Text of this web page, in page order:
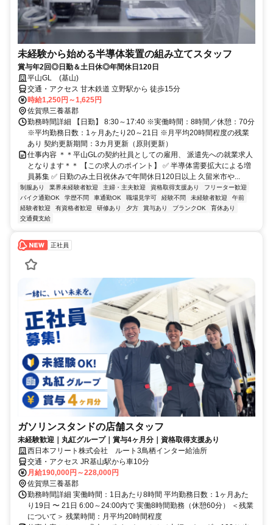
未経験から始める半導体装置の組み立てスタッフ
賞与年2回◎日勤＆土日休◎年間休日120日
平山GL (基山)
交通・アクセス 甘木鉄道 立野駅から 徒歩15分
時給1,250円～1,625円
佐賀県三養基郡
勤務時間詳細 【日勤】 8:30～17:40 ※実働時間：8時間／休憩：70分
※平均勤務日数：1ヶ月あたり20～21日 ※月平均20時間程度の残業
あり 契約更新期間：3カ月更新（原則更新）
仕事内容 ＊＊平山GLの契約社員としての雇用、 派遣先への就業求人
となります＊＊ 【この求人のポイント】 ✅ 半導体需要拡大による増
員募集 ✅ 日勤のみ土日祝休みで年間休日120日以上 久留米市や...
制服あり 業界未経験者歓迎 主婦・主夫歓迎 資格取得支援あり
フリーター歓迎
バイク通勤OK
学歴不問 車通勤OK 職場見学可 経験不問 未経験者歓迎
午前
経験者歓迎
有資格者歓迎 研修あり 夕方 賞与あり ブランクOK
育休あり
交通費支給
正社員
ガソリンスタンドの店舗スタッフ
未経験歓迎｜丸紅グループ｜賞与4ヶ月分｜資格取得支援あり
西日本フリート株式会社 ルート3鳥栖インター給油所
交通・アクセス JR基山駅から車10分
月給190,000円～228,000円
佐賀県三養基郡
勤務時間詳細 実働時間：1日あたり8時間 平均勤務日数：1ヶ月あた
り19日 〜 21日 6:00～24:00内で 実働8時間勤務（休憩60分） ＜残業
について＞ 残業時間：月平均20時間程度